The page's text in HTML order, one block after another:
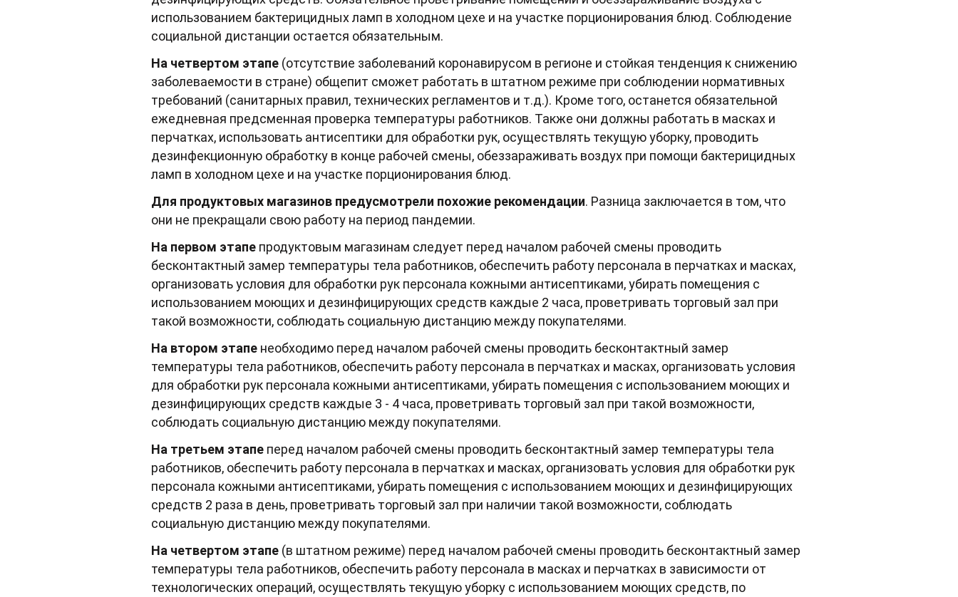
использованием бактерицидных ламп в холодном цехе и на участке порционирования блюд. Соблюдение
социальной дистанции остается обязательным.
На четвертом этапе (отсутствие заболеваний коронавирусом в регионе и стойкая тенденция к снижению
заболеваемости в стране) общепит сможет работать в штатном режиме при соблюдении нормативных
требований (санитарных правил, технических регламентов и т.д.). Кроме того, останется обязательной
ежедневная предсменная проверка температуры работников. Также они должны работать в масках и
перчатках, использовать антисептики для обработки рук, осуществлять текущую уборку, проводить
дезинфекционную обработку в конце рабочей смены, обеззараживать воздух при помощи бактерицидных
ламп в холодном цехе и на участке порционирования блюд.
Для продуктовых магазинов предусмотрели похожие рекомендации. Разница заключается в том, что
они не прекращали свою работу на период пандемии.
На первом этапе продуктовым магазинам следует перед началом рабочей смены проводить
бесконтактный замер температуры тела работников, обеспечить работу персонала в перчатках и масках,
организовать условия для обработки рук персонала кожными антисептиками, убирать помещения с
использованием моющих и дезинфицирующих средств каждые 2 часа, проветривать торговый зал при
такой возможности, соблюдать социальную дистанцию между покупателями.
На втором этапе необходимо перед началом рабочей смены проводить бесконтактный замер
температуры тела работников, обеспечить работу персонала в перчатках и масках, организовать условия
для обработки рук персонала кожными антисептиками, убирать помещения с использованием моющих и
дезинфицирующих средств каждые 3 - 4 часа, проветривать торговый зал при такой возможности,
соблюдать социальную дистанцию между покупателями.
На третьем этапе перед началом рабочей смены проводить бесконтактный замер температуры тела
работников, обеспечить работу персонала в перчатках и масках, организовать условия для обработки рук
персонала кожными антисептиками, убирать помещения с использованием моющих и дезинфицирующих
средств 2 раза в день, проветривать торговый зал при наличии такой возможности, соблюдать
социальную дистанцию между покупателями.
На четвертом этапе (в штатном режиме) перед началом рабочей смены проводить бесконтактный замер
температуры тела работников, обеспечить работу персонала в масках и перчатках в зависимости от
технологических операций, осуществлять текущую уборку с использованием моющих средств, по